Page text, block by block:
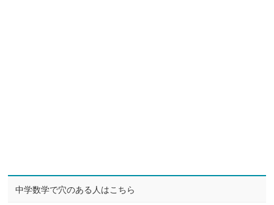
中学数学で穴のある人はこちら